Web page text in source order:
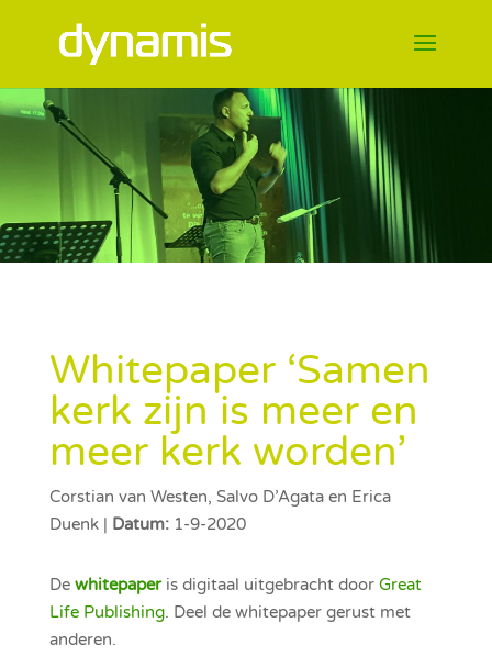
Whitepaper ‘Samen
kerk zijn is meer en
meer kerk worden’
Corstian van Westen, Salvo D’Agata en Erica
Duenk | Datum:1-9-2020
De whitepaper is digitaal uitgebracht door Great
Life Publishing. Deel de whitepaper gerust met
anderen.